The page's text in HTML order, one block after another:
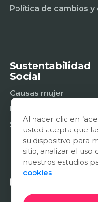
Política de cambios y
Sustentabilidad
Social
Causas mujer
Fundación
Sostenibilidad social
Al hacer clic en
usted acepta que
su dispositivo para
sitio, analizar el
nuestros estudios
cookies